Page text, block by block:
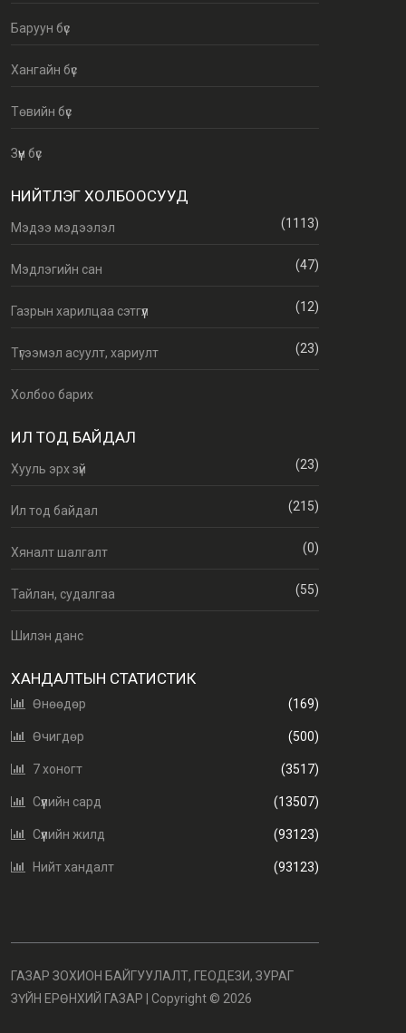
Баруун бүс
Хангайн бүс
Төвийн бүс
Зүүн бүс
НИЙТЛЭГ ХОЛБООСУУД
Мэдээ мэдээлэл (1113)
Мэдлэгийн сан (47)
Газрын харилцаа сэтгүүл (12)
Түгээмэл асуулт, хариулт (23)
Холбоо барих
ИЛ ТОД БАЙДАЛ
Хууль эрх зүй (23)
Ил тод байдал (215)
Хяналт шалгалт (0)
Тайлан, судалгаа (55)
Шилэн данс
ХАНДАЛТЫН СТАТИСТИК
Өнөөдөр (169)
Өчигдөр (500)
7 хоногт (3517)
Сүүлийн сард (13507)
Сүүлийн жилд (93123)
Нийт хандалт (93123)
ГАЗАР ЗОХИОН БАЙГУУЛАЛТ, ГЕОДЕЗИ, ЗУРАГ
ЗҮЙН ЕРӨНХИЙ ГАЗАР | Copyright © 2026